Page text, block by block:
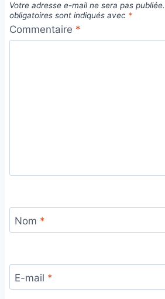
Votre adresse e-mail ne sera pas publiée.
obligatoires sont indiqués avec *
Commentaire *
Nom *
E-mail *